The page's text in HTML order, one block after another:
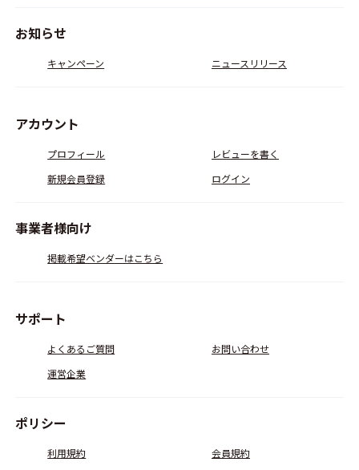
お知らせ
キャンペーン ニュースリリース
アカウント
プロフィール
レビューを書く
新規会員登録
ログイン
事業者様向け
掲載希望ベンダーはこちら
サポート
よくあるご質問
お問い合わせ
運営企業
ポリシー
利用規約 会員規約